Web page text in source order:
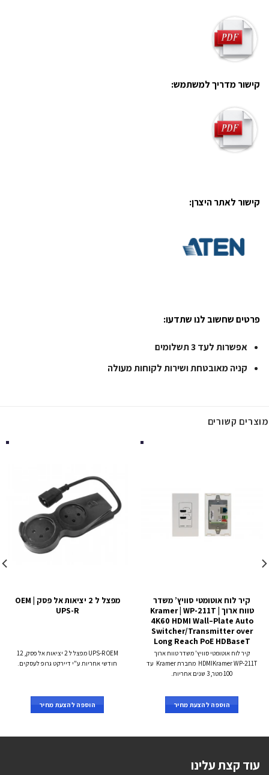
קישור מדריך למשתמש:
קישור לאתר היצרן:
פרטים שחשוב לנו שתדעו:
אפשרות לעד 3 תשלומים
קניה מאובטחת ושירות לקוחות מעולה
מוצרים קשורים
קיר לוח אוטומטי סוויץ’ משדר
טווח ארוך Kramer | WP-211T |
4K60 HDMI Wall–Plate Auto
Switcher/Transmitter over
Long Reach PoE HDBaseT
קיר לוח אוטומטי סוויץ' משדר טווח ארוך
HDMIKramer WP-211T מחברת Kramer עד
100 מטר, 3 שנים אחריות.
הוספה להצעת מחיר
מפצל ל 2 יציאות אל פסק OEM |
UPS-R
UPS-R OEM מפצל ל 2 יציאות אל פסק, 12
חודשי אחריות ע"י דיירקט גרופ לעסקים.
הוספה להצעת מחיר
עוד קצת עלינו